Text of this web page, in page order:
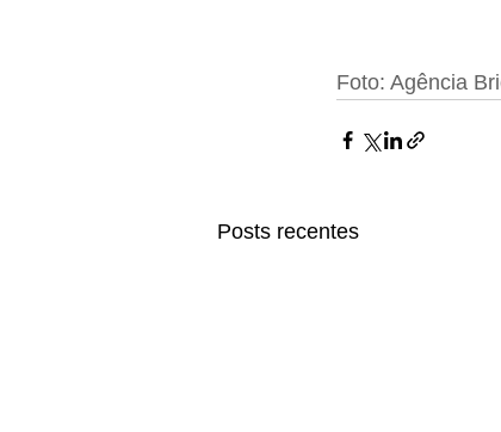
Foto: Agência
Posts recentes